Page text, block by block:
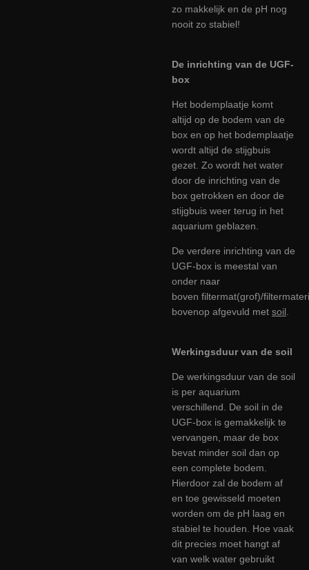
zo makkelijk en de pH nog
nooit zo stabiel!
De inrichting van de UGF-
box
Het bodemplaatje komt
altijd op de bodem van de
box en op het bodemplaatje
wordt altijd de stijgbuis
gezet. Zo wordt het water
door de inrichting van de
box getrokken en door de
stijgbuis weer terug in het
aquarium geblazen.
De verdere inrichting van de
UGF-box is meestal van
onder naar
boven filtermat(grof)/
bovenop afgevuld met soil
Werkingsduur van de soil
De werkingsduur van de soil
is per aquarium
verschillend. De soil in de
UGF-box is gemakkelijk te
vervangen, maar de box
bevat minder soil dan op
een complete bodem.
Hierdoor zal de bodem af
en toe gewisseld moeten
worden om de pH laag en
stabiel te houden. Hoe vaak
dit precies moet hangt af
van welk water gebruikt